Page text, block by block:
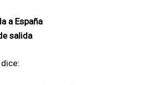
a España
salida